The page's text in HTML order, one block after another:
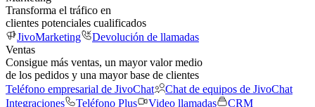
Transforma el tráfico en
clientes potenciales cualificados
JivoMarketing
Devolución de llamadas
Ventas
Consigue más ventas, un mayor valor medio
de los pedidos y una mayor base de clientes
Teléfono empresarial de JivoChat
Chat de equipos de JivoChat
Integraciones
Teléfono Plus Video llamadas
CRM